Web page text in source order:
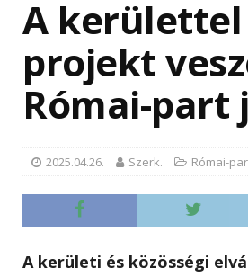
A
projekt
Római-part
2025.04.26. Szerk. Római-
A kerületi és közösségi